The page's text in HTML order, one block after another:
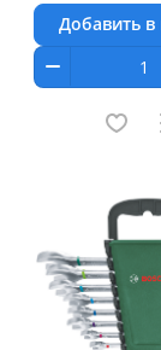
Добавить в